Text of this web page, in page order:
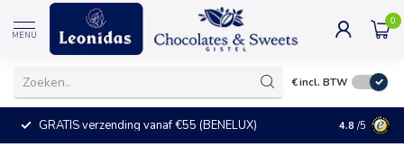
MENU
0
€incl. BTW
GRATIS verzending vanaf €55 (BENELUX) +25°C =
4.8 /5